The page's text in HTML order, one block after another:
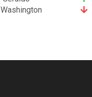
Washington